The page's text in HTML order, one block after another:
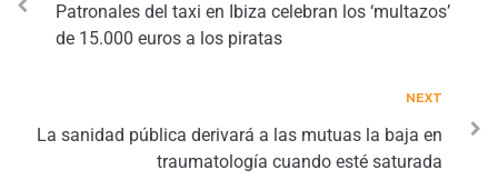
Patronales del taxi en Ibiza celebran los ‘multazos’
de 15.000 euros a los piratas
NEXT
La sanidad pública derivará a las mutuas la baja en
traumatología cuando esté saturada